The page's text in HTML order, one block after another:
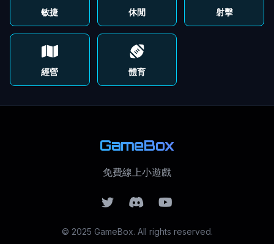
敏捷 休閒 射擊
經營 體育
GameBox
免費線上小遊戲
© 2025 GameBox. All rights reserved.